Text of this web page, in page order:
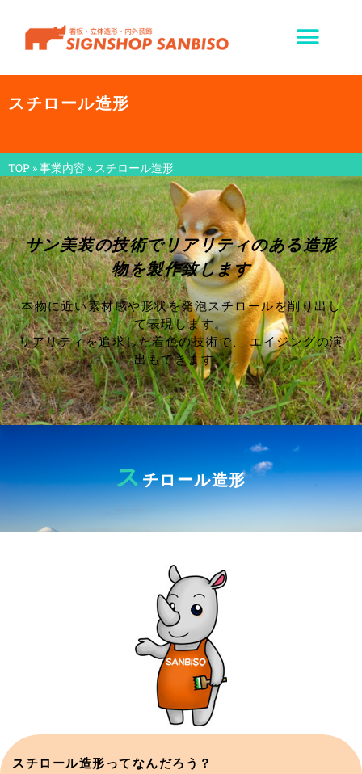
スチロール造形
TOP »事業内容 » スチロール造形
サン美装の技術でリアリティのある造形
物を製作致します
本物に近い素材感や形状を発泡スチロールを削り出し
て表現します。
リアリティを追求した着色の技術で、 エイジングの演
出もできます。
スチロール造形
スチロール造形ってなんだろう？